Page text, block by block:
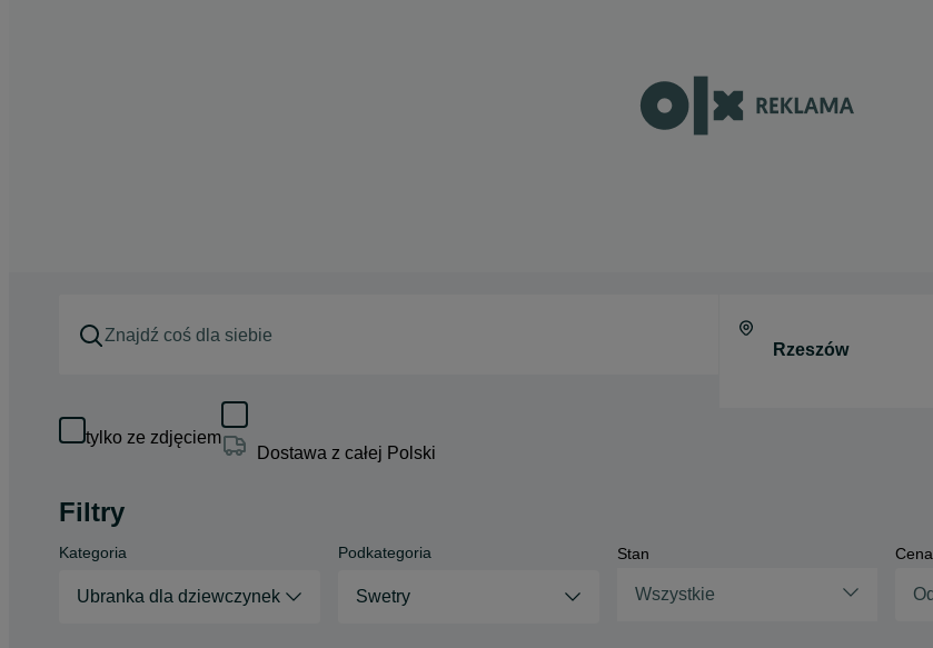
tylko ze zdjęciem
Dostawa z całej Polski
Filtry
Kategoria
Ubranka dla dziewczynek
Podkategoria
Swetry
Stan
Wszystkie
Cena